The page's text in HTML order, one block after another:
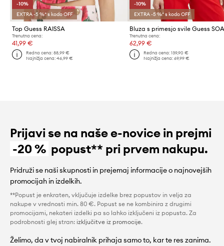
-10%
EXTRA -5 %* s kodo OFF
Top Guess RAISSA
Trenutna cena:
41,99 €
Redna cena:88,99 €
Najnižja cena:46,99 €
-10%
EXTRA -5 %* s kodo OFF
Bluza s primesjo svile Guess
Trenutna cena:
62,99 €
Redna cena: 139,90 €
Najnižja cena: 69,99 €
Prijavi se na naše e-novice in prejmi
-20 % popust** pri prvem nakupu.
Pridruži se naši skupnosti in prejemaj informacije o najnovejših
promocijah in izdelkih.
**Popust je enkraten, vključuje izdelke brez popustov in velja za
nakupe v vrednosti min. 80 €. Popust se ne kombinira z drugimi
promocijami, nekateri izdelki pa so lahko izključeni iz popusta. Za
podrobnosti glej stran: izključitve iz promocije.
Želimo, da v tvoj nabiralnik prihaja samo to, kar te res zanima.